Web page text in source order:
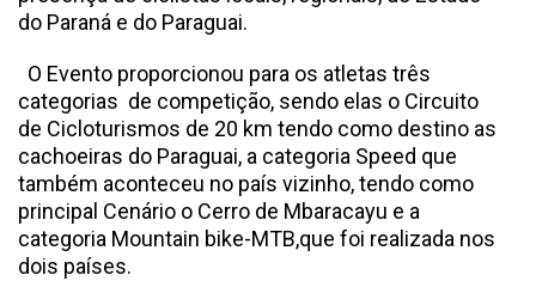
do Paraná e do Paraguai.
O Evento proporcionou para os atletas três
categorias de competição, sendo elas o Circuito
de Cicloturismos de 20 km tendo como destino as
cachoeiras do Paraguai, a categoria Speed que
também aconteceu no país vizinho, tendo como
principal Cenário o Cerro de Mbaracayu e a
categoria Mountain bike-MTB,que foi realizada nos
dois países.